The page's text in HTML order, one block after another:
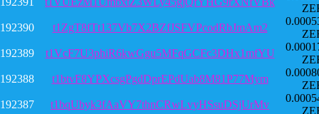
192390
t1ZgT8fTt137Vb7X2BZfJSFVPcodRbJmAm2
192389
t1VcF7U3phiR6kwGgu5MFqGCFc3DHx1mfYU
192388
t1btvF8YPXcsgPgdDprEPdUab8M81P77Mym
192387
t1bqUbyk3fAaVY7thnCRwLvyHSsuDSjUrMv